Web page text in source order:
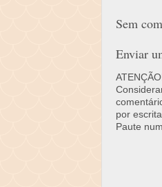
Sem
Enviar
por
Paute